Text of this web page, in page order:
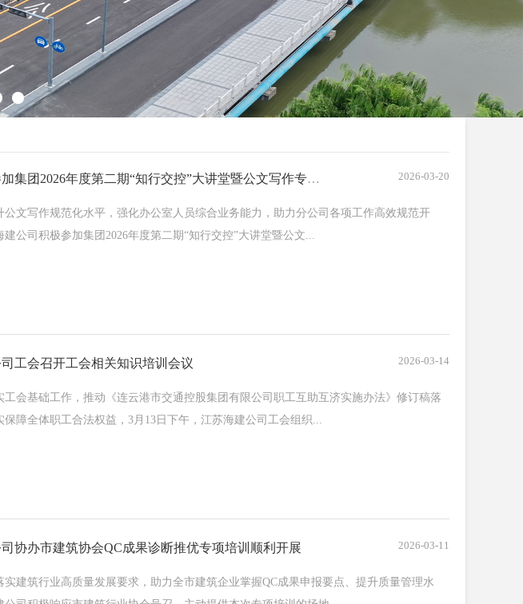
海建公司参加集团2026年度第二期“知行交控”大讲堂暨公文写作专题培训 2026-03-20
公文写作规范化水平，强化办公室人员综合业务能力，助力分公司各项工作高效规范开
建公司积极参加集团2026年度第二期“知行交控”大讲堂暨公文...
工会召开工会相关知识培训会议 2026-03-14
工会基础工作，推动《连云港市交通控股集团有限公司职工互助互济实施办法》修订稿落
保障全体职工合法权益，3月13日下午，江苏海建公司工会组织...
协办市建筑协会QC成果诊断推优专项培训顺利开展 2026-03-11
实建筑行业高质量发展要求，助力全市建筑企业掌握QC成果申报要点、提升质量管理水